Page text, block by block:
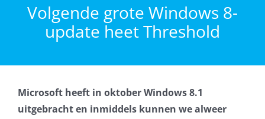
Netwerkbeheer
Cloud Computing
Volgende grote Windows 8-
update heet Threshold
Microsoft heeft in oktober Windows 8.1
uitgebracht en inmiddels kunnen we alweer